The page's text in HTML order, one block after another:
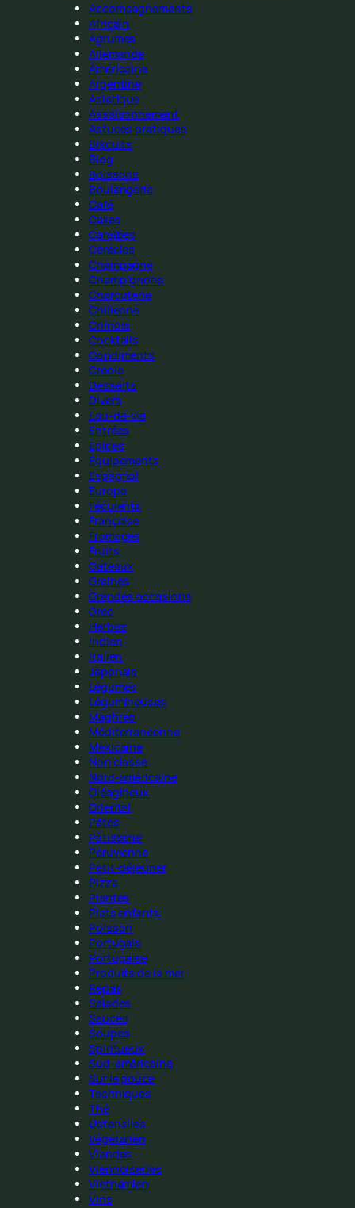
Accompagnements
Africain
Agrumes
Allemande
Américaine
Argentine
Asiatique
Assaisonnement
Astuces pratiques
Biscuits
Blog
Boissons
Boulangerie
Café
Cakes
Caraïbes
Céréales
Champagne
Champignons
Charcuterie
Chilienne
Chinois
Cocktails
Condiments
Créole
Desserts
Divers
Eau-de-vie
Entrées
Épices
Équipements
Espagnol
Europe
Féculents
Française
Fromages
Fruits
Gateaux
Graines
Grandes occasions
Grec
Herbes
Indien
Italien
Japonais
Légumes
Légumineuses
Maghreb
Méditerranéenne
Mexicaine
Non classé
Nord-américaine
Oléagineux
Oriental
Pâtes
Pâtisserie
Péruvienne
Petit-déjeuner
Pizza
Plantes
Plats enfants
Poisson
Portugais
Portugaise
Produits de la mer
Repas
Salades
Sauces
Soupes
Spiritueux
Sud-américaine
Sur le pouce
Techniques
Thé
Ustensiles
Végétarien
Viandes
Viennoiseries
Vietnamien
Vins